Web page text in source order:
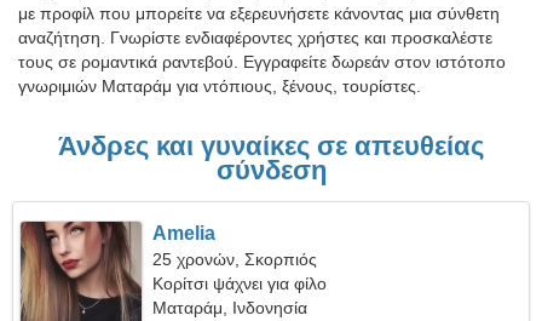
με προφίλ που μπορείτε να εξερευνήσετε κάνοντας μια σύνθετη
αναζήτηση. Γνωρίστε ενδιαφέροντες χρήστες και προσκαλέστε
τους σε ρομαντικά ραντεβού. Εγγραφείτε δωρεάν στον ιστότοπο
γνωριμιών Ματαράμ για ντόπιους, ξένους, τουρίστες.
Άνδρες και γυναίκες σε απευθείας
σύνδεση
Amelia
25 χρονών, Σκορπιός
Κορίτσι ψάχνει για φίλο
Ματαράμ, Ινδονησία